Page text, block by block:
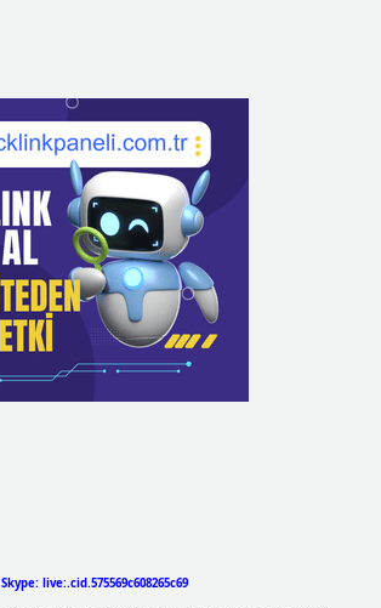
Skype: live:.cid.575569c608265c69